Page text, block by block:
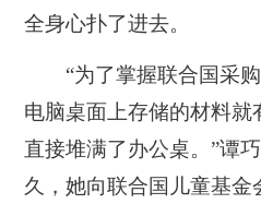
全身心扑了进去。
“为了掌握联合国采购
电脑桌面上存储的材料就
直接堆满了办公桌。”谭
久，她向联合国儿童基金